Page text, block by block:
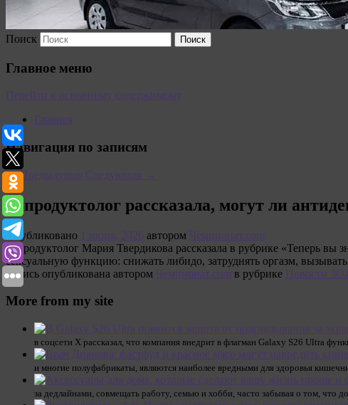
Поиск
Главное меню
Перейти к основному содержимому
Главная
Навигация по записям
←Предыдущая Следующая →
Репродуктолог рассказала, могут ли
Опубликовано 1 июня, 2026 автором Чемпионат.com
Репродуктолог Мария Твердикова рассказала в рубрике «Теперь вы
сексуальную функцию: снижать либидо, затруднять оргазм,
Запись опубликована автором Чемпионат.com в рубрике Новости
More from my site
в соцсети Х рассказал, что компания внедрит в флагман Galaxy S26 Ultra
и многие полуфабрикаты, являются наиболее вредными для здоровья
за дедлайнами, совмещать работу, семью и хобби, часто забывая о том,